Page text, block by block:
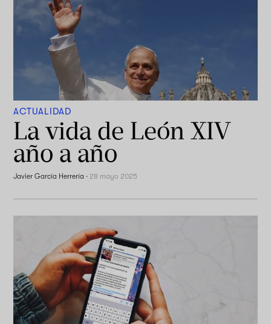
ACTUALIDAD
La vida de León XIV
año a año
Javier García Herrería ·28 mayo 2025